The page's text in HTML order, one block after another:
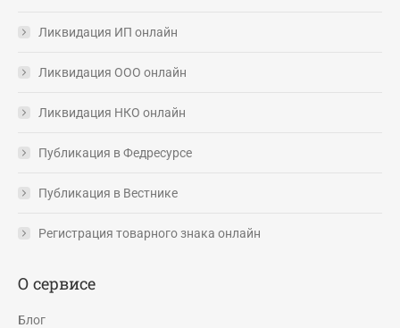
Ликвидация ИП онлайн
Ликвидация ООО онлайн
Ликвидация НКО онлайн
Публикация в Федресурсе
Публикация в Вестнике
Регистрация товарного знака онлайн
О сервисе
Блог